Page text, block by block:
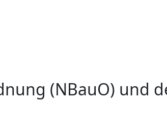
(NBauO) und